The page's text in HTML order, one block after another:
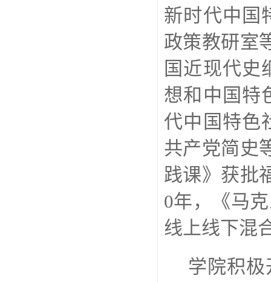
新时代中国
政策教研室
国近现代史
想和中国特
代中国特色
共产党简史
践课》获批
0年，《马
线上线下混
学院积